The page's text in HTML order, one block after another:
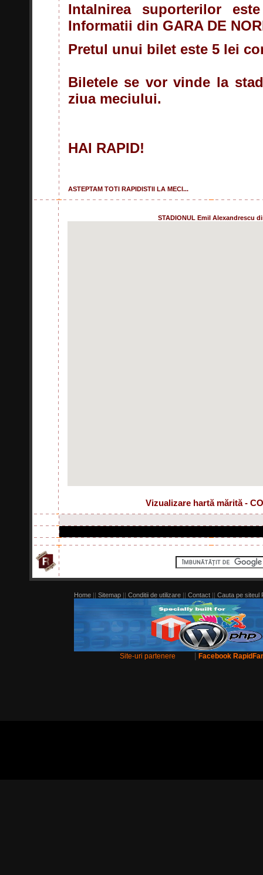
Intalnirea suporterilor
Informatii din GARA DE
Pretul unui bilet este 5 lei
Biletele se vor vinde la
ziua meciului.
HAI RAPID!
ASTEPTAM TOTI RAPIDISTII LA MECI...
STADIONUL Emil Alexandrescu
Vizualizare hartă mărită -